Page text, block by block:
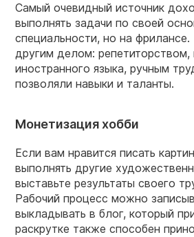
Самый очевидный источник
выполнять задачи по своей
специальности, но на фрилансе.
другим делом: репетиторством,
иностранного языка, ручным
позволяли навыки и таланты.
Монетизация хобби
Если вам нравится писать
выполнять другие
выставьте результаты своего
Рабочий процесс можно
выкладывать в блог, который
раскрутке также способен